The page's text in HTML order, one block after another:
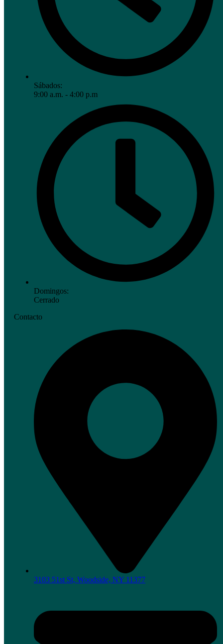
Sábados:
9:00 a.m. - 4:00 p.m
Domingos:
Cerrado
Contacto
3103 51st St, Woodside, NY 11377